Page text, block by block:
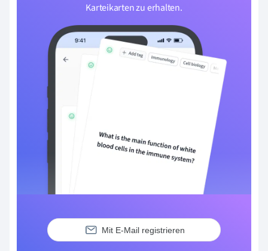
Karteikarten zu erhalten.
Mit E-Mail registrieren